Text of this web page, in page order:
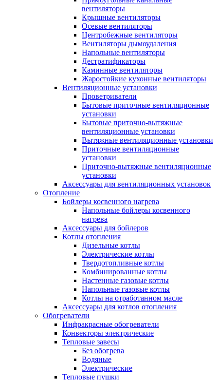
вентиляторы
Крышные вентиляторы
Осевые вентиляторы
Центробежные вентиляторы
Вентиляторы дымоудаления
Напольные вентиляторы
Дестратификаторы
Каминные вентиляторы
Жаростойкие кухонные вентиляторы
Вентиляционные установки
Проветриватели
Бытовые приточные вентиляционные
установки
Бытовые приточно-вытяжные
вентиляционные установки
Вытяжные вентиляционные установки
Приточные вентиляционные
установки
Приточно-вытяжные вентиляционные
установки
Аксессуары для вентиляционных установок
Отопление
Бойлеры косвенного нагрева
Напольные бойлеры косвенного
нагрева
Аксессуары для бойлеров
Котлы отопления
Дизельные котлы
Электрические котлы
Твердотопливные котлы
Комбинированные котлы
Настенные газовые котлы
Напольные газовые котлы
Котлы на отработанном масле
Аксессуары для котлов отопления
Обогреватели
Инфракрасные обогреватели
Конвекторы электрические
Тепловые завесы
Без обогрева
Водяные
Электрические
Тепловые пушки